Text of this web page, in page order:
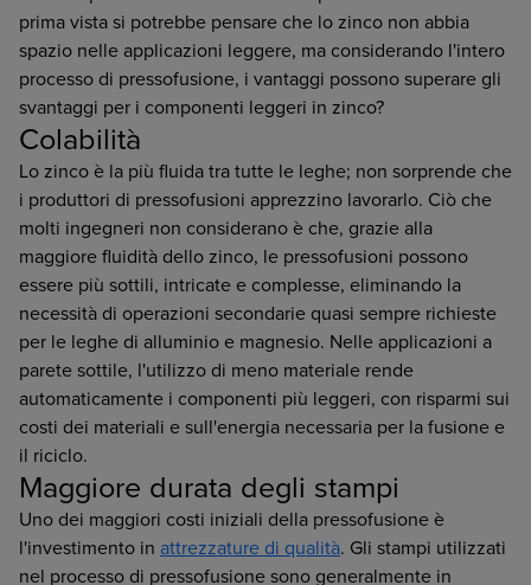
prima vista si potrebbe pensare che lo zinco non abbia
spazio nelle applicazioni leggere, ma considerando l'intero
processo di pressofusione, i vantaggi possono superare gli
svantaggi per i componenti leggeri in zinco?
Colabilità
Lo zinco è la più fluida tra tutte le leghe; non sorprende che
i produttori di pressofusioni apprezzino lavorarlo. Ciò che
molti ingegneri non considerano è che, grazie alla
maggiore fluidità dello zinco, le pressofusioni possono
essere più sottili, intricate e complesse, eliminando la
necessità di operazioni secondarie quasi sempre richieste
per le leghe di alluminio e magnesio. Nelle applicazioni a
parete sottile, l'utilizzo di meno materiale rende
automaticamente i componenti più leggeri, con risparmi sui
costi dei materiali e sull'energia necessaria per la fusione e
il riciclo.
Maggiore durata degli stampi
Uno dei maggiori costi iniziali della pressofusione è
l'investimento in attrezzature di qualità. Gli stampi utilizzati
nel processo di pressofusione sono generalmente in